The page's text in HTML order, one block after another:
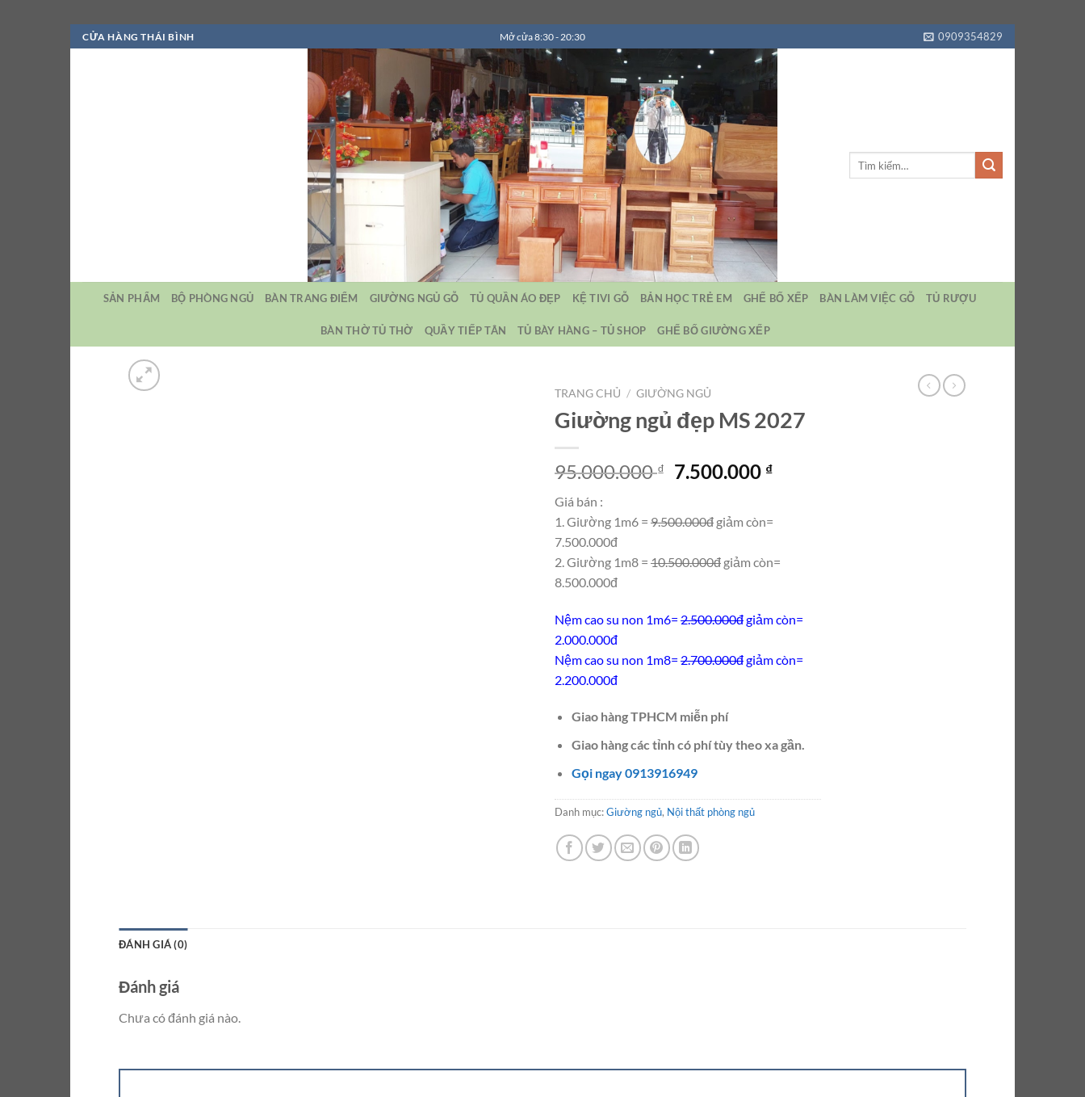
Bỏ
qua
CỬA HÀNG THÁI BÌNH Mở cửa 8:30 - 20:30 0909354829
SẢN PHẨM BỘ PHÒNG NGỦ BÀN TRANG ĐIỂM GIƯỜNG NGỦ GỖ TỦ QUẦN ÁO ĐẸP KỆ TIVI GỖ BẢN HỌC TRẺ EM GHẾ BỐ XẾP BÀN LÀM VIỆC GỖ TỦ RƯỢU
BÀN THỜ TỦ THỜ QUẦY TIẾP TÂN TỦ BÀY HÀNG – TỦ SHOP GHẾ BỐ GIƯỜNG XẾP
TRANG CHỦ / GIƯỜNG NGỦ
Giường ngủ đẹp MS 2027
95.000.000₫
Giá
95.000.000 ₫.
7.500.000 ₫Giá
là:
Giá bán :
1. Giường 1m6 = 9.500.000đ giảm còn=
7.500.000đ
2. Giường 1m8 = 10.500.000đ giảm còn=
8.500.000đ
Nệm cao su non 1m6= 2.500.000đgiảm còn=
2.000.000đ
Nệm cao su non 1m8= 2.700.000đgiảm còn=
2.200.000đ
Giao hàng TPHCM miễn phí
Giao hàng các tỉnh có phí tùy theo xa gần.
Gọi ngay 0913916949
Danh mục:Giường ngủ, Nội thất phòng ngủ
ĐÁNH GIÁ (0)
Đánh giá
Chưa có đánh giá nào.